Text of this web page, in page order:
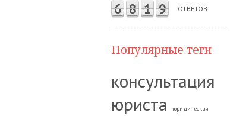
6 8 1 9 ОТВЕТОВ
Популярные теги
консультация
юриста
юридическая